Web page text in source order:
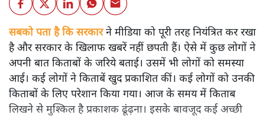
सबको पता है कि सरकारने मीडिया को पूरी तरह नियंत्रित कर रखा
है और सरकार के खिलाफ खबरें नहीं छपती हैं। ऐसे में कुछ लोगों ने
अपनी बात किताबों के जरिये बताई। उसमें भी लोगों को समस्या
आई। कई लोगों ने किताबें खुद प्रकाशित कीं। कई लोगों को उनकी
किताबों के लिए परेशान किया गया। आज के समय में किताब
लिखने से मुश्किल है प्रकाशक ढूंढ़ना। इसके बावजूद कई अच्छी